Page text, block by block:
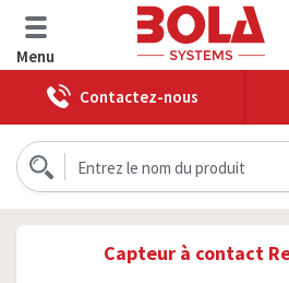
Menu
Contactez-nous
Capteur à contact